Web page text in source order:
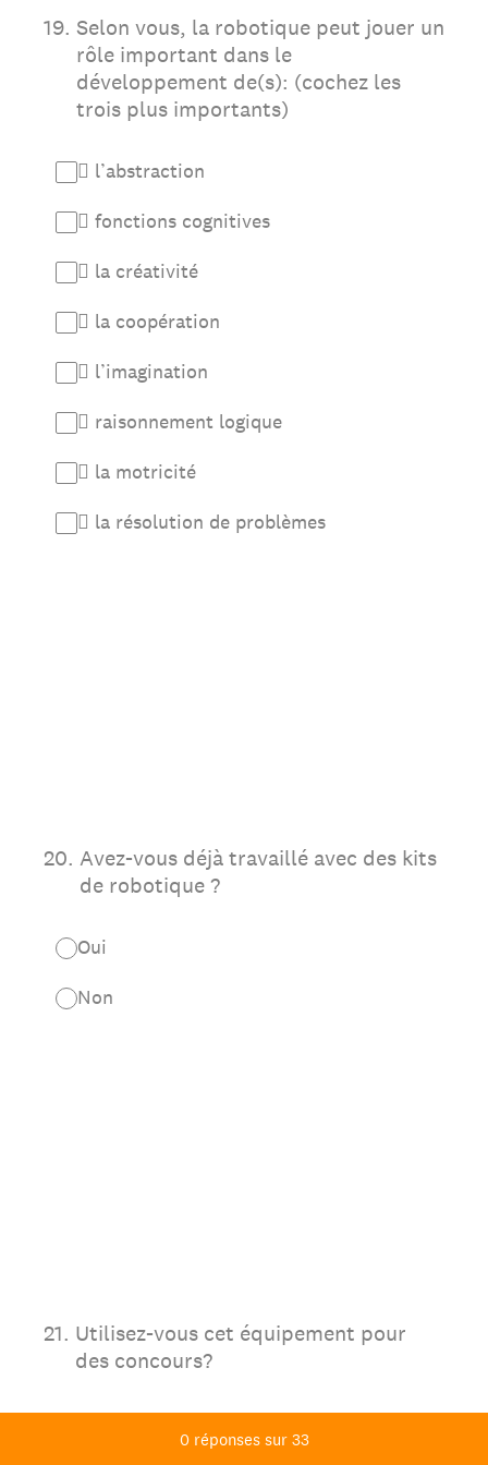
19. Selon vous, la robotique peut jouer un
rôle important dans le
développement de(s): (cochez les
trois plus importants)
 l’abstraction
 fonctions cognitives
 la créativité
 la coopération
 l’imagination
 raisonnement logique
 la motricité
 la résolution de problèmes
20. Avez-vous déjà travaillé avec des kits
de robotique ?
Oui
Non
21. Utilisez-vous cet équipement pour
des concours?
Progression actuelle,
0 réponses sur 33